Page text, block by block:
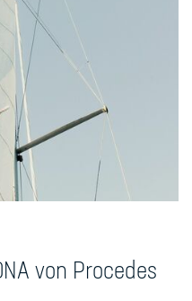
von Procedes